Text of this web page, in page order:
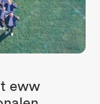
eww